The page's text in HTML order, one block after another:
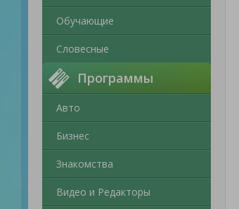
Обучающие
Словесные
Программы
Авто
Бизнес
Знакомства
Видео и Редакторы